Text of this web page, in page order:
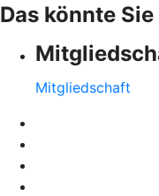
Das könnte
Mitgliedschaft